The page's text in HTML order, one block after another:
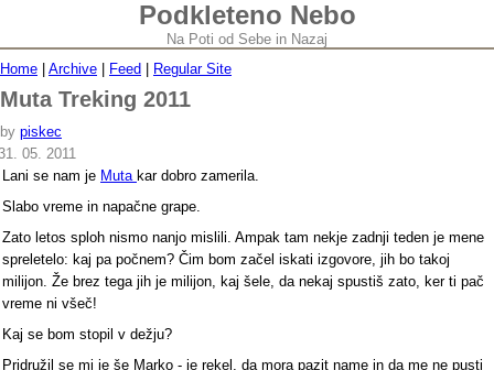
Podkleteno Nebo
Na Poti od Sebe in Nazaj
Home
Archive Feed Regular Site
Muta Treking 2011
by piskec
05. 2011
Lani se nam je Muta kar dobro zamerila.
Slabo vreme in napačne grape.
Zato letos sploh nismo nanjo mislili. Ampak tam nekje zadnji teden je mene
spreletelo: kaj pa počnem? Čim bom začel iskati izgovore, jih bo takoj
milijon. Že brez tega jih je milijon, kaj šele, da nekaj spustiš zato, ker ti pač
vreme ni všeč!
Kaj se bom stopil v dežju?
Pridružil se mi je še Marko - je rekel, da mora pazit name in da me ne pusti